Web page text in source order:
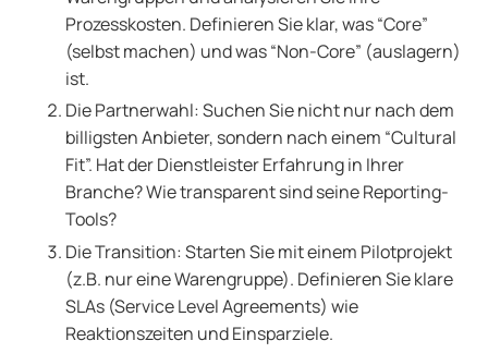
Prozesskosten. Definieren Sie klar, was “Core”
(selbst machen) und was “Non-Core” (auslagern)
ist.
Die Partnerwahl: Suchen Sie nicht nur nach dem
billigsten Anbieter, sondern nach einem “Cultural
Fit”. Hat der Dienstleister Erfahrung in Ihrer
Branche? Wie transparent sind seine Reporting-
Tools?
Die Transition: Starten Sie mit einem Pilotprojekt
(z.B. nur eine Warengruppe). Definieren Sie klare
SLAs (Service Level Agreements) wie
Reaktionszeiten und Einsparziele.